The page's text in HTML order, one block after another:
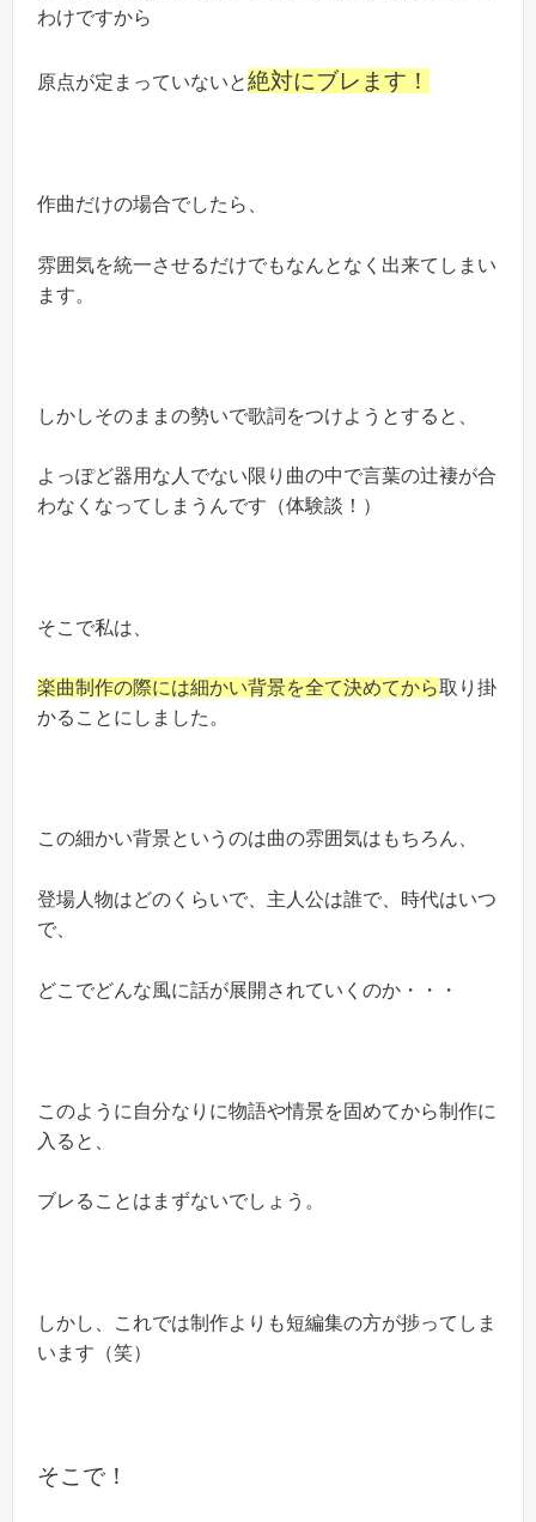
わけですから
原点が定まっていないと絶対にブレます！
作曲だけの場合でしたら、
雰囲気を統一させるだけでもなんとなく出来てしまい
ます。
しかしそのままの勢いで歌詞をつけようとすると、
よっぽど器用な人でない限り曲の中で言葉の辻褄が合
わなくなってしまうんです（体験談！）
そこで私は、
楽曲制作の際には細かい背景を全て決めてから取り掛
かることにしました。
この細かい背景というのは曲の雰囲気はもちろん、
登場人物はどのくらいで、主人公は誰で、時代はいつ
で、
どこでどんな風に話が展開されていくのか・・・
このように自分なりに物語や情景を固めてから制作に
入ると、
ブレることはまずないでしょう。
しかし、これでは制作よりも短編集の方が捗ってしま
います（笑）
そこで！